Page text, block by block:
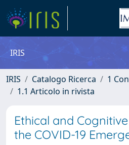
IRIS
IRIS Catalogo Ricerca
1
1.1 Articolo in rivista
Ethical and
the COVID-19